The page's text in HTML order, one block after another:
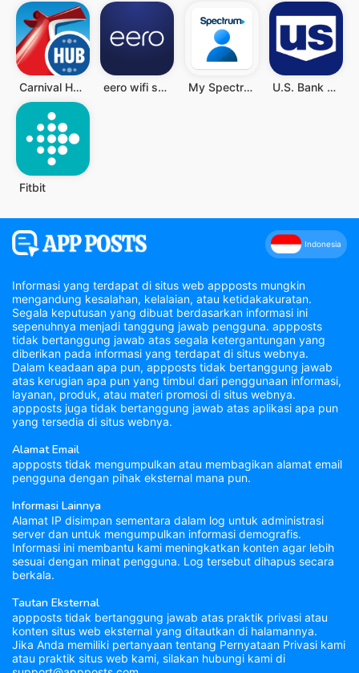
Carnival HUB eero wifi system My Spectrum U.S. Bank Mobile Banking
Fitbit
Indonesia
Informasi yang terdapat di situs web appposts mungkin
mengandung kesalahan, kelalaian, atau ketidakakuratan.
Segala keputusan yang dibuat berdasarkan informasi ini
sepenuhnya menjadi tanggung jawab pengguna. appposts
tidak bertanggung jawab atas segala ketergantungan yang
diberikan pada informasi yang terdapat di situs webnya.
Dalam keadaan apa pun, appposts tidak bertanggung jawab
atas kerugian apa pun yang timbul dari penggunaan informasi,
layanan, produk, atau materi promosi di situs webnya.
appposts juga tidak bertanggung jawab atas aplikasi apa pun
yang tersedia di situs webnya.
Alamat Email
appposts tidak mengumpulkan atau membagikan alamat email
pengguna dengan pihak eksternal mana pun.
Informasi Lainnya
Alamat IP disimpan sementara dalam log untuk administrasi
server dan untuk mengumpulkan informasi demografis.
Informasi ini membantu kami meningkatkan konten agar lebih
sesuai dengan minat pengguna. Log tersebut dihapus secara
berkala.
Tautan Eksternal
appposts tidak bertanggung jawab atas praktik privasi atau
konten situs web eksternal yang ditautkan di halamannya.
Jika Anda memiliki pertanyaan tentang Pernyataan Privasi kami
atau praktik situs web kami, silakan hubungi kami di